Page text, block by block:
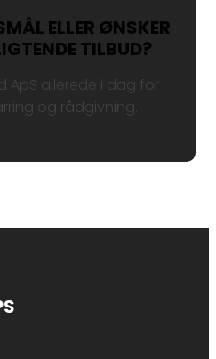
ELLER ØNSKER
TILBUD?
ApS allerede i dag for
og rådgivning.